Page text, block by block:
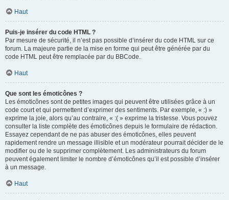
Haut
Puis-je insérer du code HTML ?
Par mesure de sécurité, il n’est pas possible d’insérer du code HTML sur ce
forum. La majeure partie de la mise en forme qui peut être générée par du
code HTML peut être remplacée par du BBCode.
Haut
Que sont les émoticônes ?
Les émoticônes sont de petites images qui peuvent être utilisées grâce à un
code court et qui permettent d’exprimer des sentiments. Par exemple, « :) »
exprime la joie, alors qu’au contraire, « :( » exprime la tristesse. Vous pouvez
consulter la liste complète des émoticônes depuis le formulaire de rédaction.
Essayez cependant de ne pas abuser des émoticônes, elles peuvent
rapidement rendre un message illisible et un modérateur pourrait décider de le
modifier ou de le supprimer complètement. Les administrateurs du forum
peuvent également limiter le nombre d’émoticônes qu’il est possible d’insérer
à un message.
Haut